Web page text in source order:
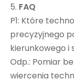
5. FAQ
P1: Które
precyzyjnego
kierunkowego i
Odp.: Pomiar
wiercenia